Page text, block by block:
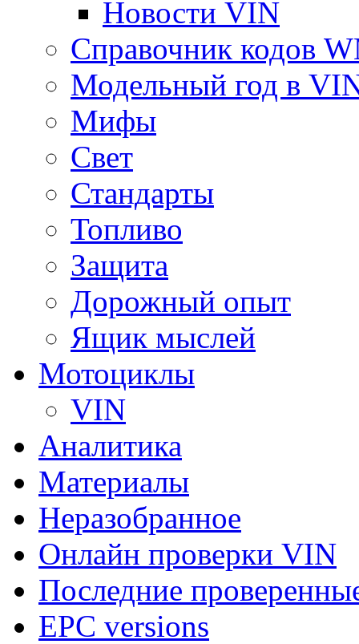
Новости VIN
Справочник кодов
Модельный год в
Мифы
Свет
Стандарты
Топливо
Защита
Дорожный опыт
Ящик мыслей
Мотоциклы
VIN
Аналитика
Материалы
Неразобранное
Онлайн проверки VIN
Последние
EPC versions